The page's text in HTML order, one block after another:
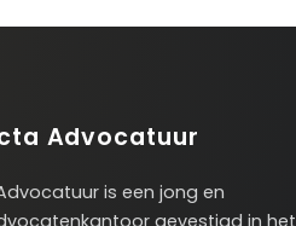
Advocatuur
is een jong en